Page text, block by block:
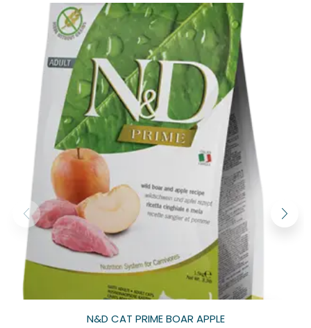
N&D CAT PRIME BOAR APPLE